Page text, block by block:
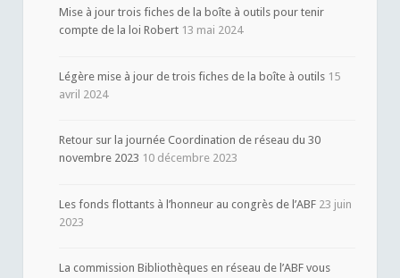
Mise à jour trois fiches de la boîte à outils pour tenir
compte de la loi Robert 13 mai 2024
Légère mise à jour de trois fiches de la boîte à outils 15
avril 2024
Retour sur la journée Coordination de réseau du 30
novembre 2023 10 décembre 2023
Les fonds flottants à l’honneur au congrès de l’ABF 23 juin
2023
La commission Bibliothèques en réseau de l’ABF vous